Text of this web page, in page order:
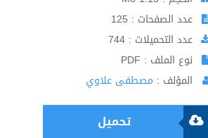
عدد الصفحات : 125
عدد التحميلات : 744
نوع الملف : PDF
المؤلف : مصطفى علاوي
تحميل